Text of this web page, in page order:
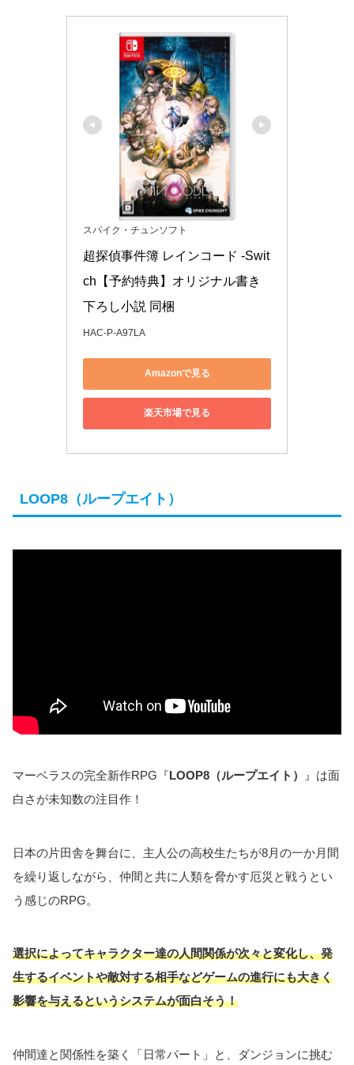
スパイク・チュンソフト
超探偵事件簿 レインコード -Swit
ch【予約特典】オリジナル書き
下ろし小説 同梱
HAC-P-A97LA
Amazonで見る
楽天市場で見る
LOOP8（ループエイト）
マーベラスの完全新作RPG『LOOP8（ループエイト）
』は面
白さが未知数の注目作！
日本の片田舎を舞台に、主人公の高校生たちが8月の一か月間
を繰り返しながら、仲間と共に人類を脅かす厄災と戦うとい
う感じのRPG。
選択によってキャラクター達の人間関係が次々と変化し、発
生するイベントや敵対する相手などゲームの進行にも大きく
影響を与えるというシステムが面白そう！
仲間達と関係性を築く「日常パート」と、ダンジョンに挑む